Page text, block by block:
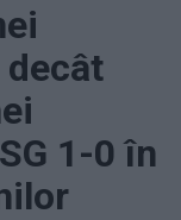
1-0 în